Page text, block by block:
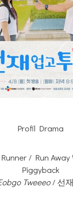
Profil Drama
/ Run Away
Piggyback
Tweeeo/ 선